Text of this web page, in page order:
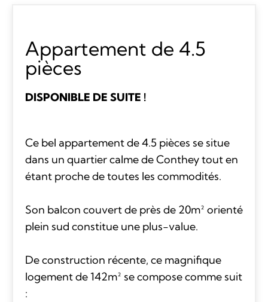
Appartement de 4.5
pièces
DISPONIBLE DE SUITE !
Ce bel appartement de 4.5 pièces se situe
dans un quartier calme de Conthey tout en
étant proche de toutes les commodités.
Son balcon couvert de près de 20m² orienté
plein sud constitue une plus-value.
De construction récente, ce magnifique
logement de 142m² se compose comme suit
: